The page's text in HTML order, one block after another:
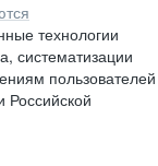
технологии
систематизации
пользователей
Российской